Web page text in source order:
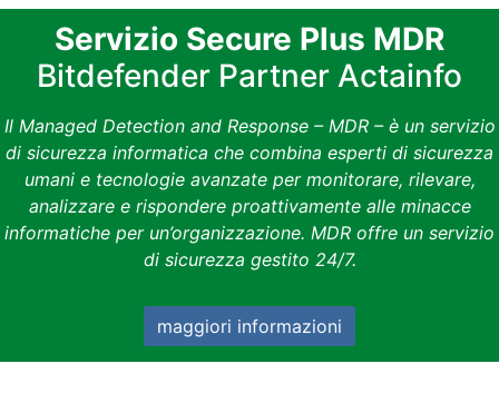
Servizio Secure Plus MDR
Bitdefender Partner Actainfo
Il Managed Detection and Response – MDR – è un servizio
di sicurezza informatica che combina esperti di sicurezza
umani e tecnologie avanzate per monitorare, rilevare,
analizzare e rispondere proattivamente alle minacce
informatiche per un’organizzazione. MDR offre un servizio
di sicurezza gestito 24/7.
maggiori informazioni